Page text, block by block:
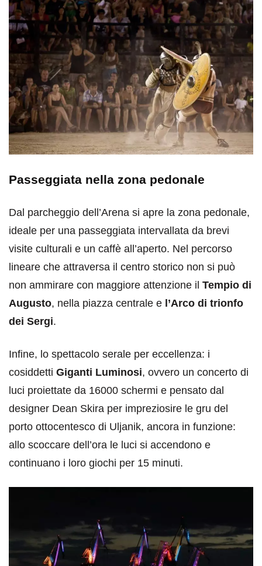
Passeggiata nella zona pedonale
Dal parcheggio dell’Arena si apre la zona pedonale,
ideale per una passeggiata intervallata da brevi
visite culturali e un caffè all’aperto. Nel percorso
lineare che attraversa il centro storico non si può
non ammirare con maggiore attenzione il Tempio di
Augusto, nella piazza centrale e l’Arco di trionfo
dei Sergi.
Infine, lo spettacolo serale per eccellenza: i
cosiddetti Giganti Luminosi, ovvero un concerto di
luci proiettate da 16000 schermi e pensato dal
designer Dean Skira per impreziosire le gru del
porto ottocentesco di Uljanik, ancora in funzione:
allo scoccare dell’ora le luci si accendono e
continuano i loro giochi per 15 minuti.